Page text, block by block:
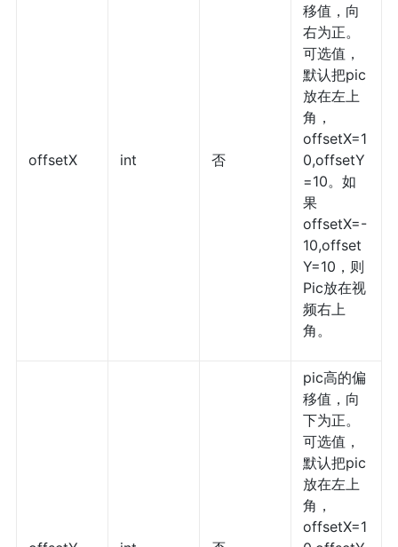
offsetX int 否
移值，向
右为正。
可选值，
默认把pic
放在左上
角，
offsetX=1
0,offsetY
=10。如
果
offsetX=-
10,offset
Y=10，则
Pic放在视
频右上
角。
pic高的偏
移值，向
下为正。
可选值，
默认把pic
放在左上
角，
offsetX=1